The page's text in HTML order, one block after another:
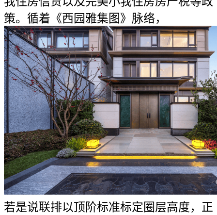
策。循着《西园雅集图》脉络，
若是说联排以顶阶标准标定圈层高度，正